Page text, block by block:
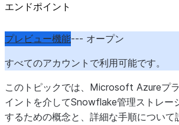
エンドポイント
プレビュー機能--- オープン
すべてのアカウントで利用可能です。
このトピックでは、Microsoft Azureプ
イントを介してSnowflake管理ストレー
するための概念と、詳細な手順について